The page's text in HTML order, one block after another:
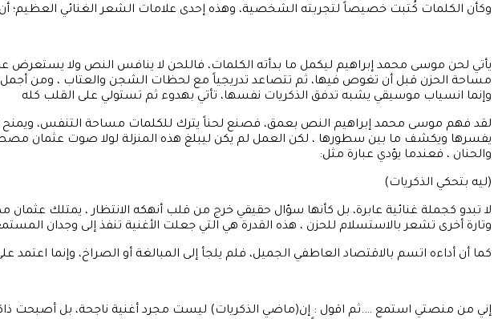
وكأن الكلمات كُتبت خصيصاً لتجربته الشخصية، وهذه إحدى علامات الشعر الغنائي العظيم؛
يأتي لحن موسى محمد إبراهيم ليكمل ما بدأته الكلمات، فاللحن لا ينافس النص ولا يستعرض
مساحة الحزن قبل أن تغوص فيها، ثم تتصاعد تدريجياً مع لحظات الشجن والعتاب ، ومن أجمل
وإنما انسياب موسيقي يشبه تدفق الذكريات نفسها، تأتي بهدوء ثم تستولي على القلب كله
لقد فهم موسى محمد إبراهيم النص بعمق، فصنع لحناً يترك للكلمات مساحة التنفس، ويمنح
يفسرها ويكشف ما بين سطورها ، لكن العمل لم يكن ليبلغ هذه المنزلة لولا صوت عثمان
والحنان ، فعندما يؤدي عبارة مثل:
(ليه بتحكي الذكريات)
لا تبدو كجملة غنائية عابرة، بل كأنها سؤال حقيقي خرج من قلب أنهكه الانتظار ، يمتلك
وتارة أخرى تشعر بالاستسلام للحزن ، هذه القدرة هي التي جعلت الأغنية تنفذ إلى وجدان
كما أن أداءه اتسم بالاقتصاد العاطفي الجميل، فلم يلجأ إلى المبالغة أو الصراخ، وإنما
إني من منصتي استمع ….ثم اقول : إن(ماضي الذكريات) ليست مجرد أغنية ناجحة، بل أصبحت